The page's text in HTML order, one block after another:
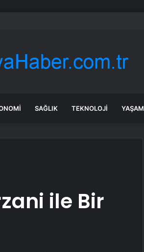
alarma geçirdi
SAĞLIK TEKNOLOJI YAŞAM
ile Bir